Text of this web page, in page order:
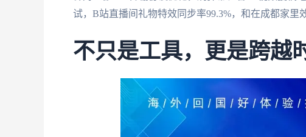
试，B站直播间礼物特效同步率99.3%，和在成都家里
不只是工具，更是跨越